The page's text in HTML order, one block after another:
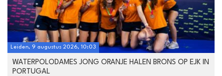
Leiden, 9 augustus 2026, 10:03
WATERPOLODAMES JONG ORANJE HALEN BRONS OP EJK IN
PORTUGAL